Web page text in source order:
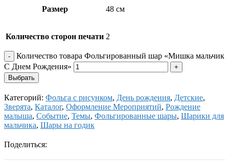
Размер 48 см
Количество сторон печати 2
Количество товара Фольгированный шар «Мишка мальчик
С Днем Рождения»
Выбрать
Категорий: Фольга с рисунком, День рождения, Детские,
Зверята, Каталог, Оформление Мероприятий, Рождение
малыша, Событие, Темы, Фольгированные шары, Шарики для
мальчика, Шары на годик
Поделиться: